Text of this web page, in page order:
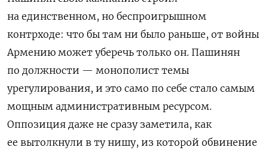
на единственном, но беспроигрышном
контрходе: что бы там ни было раньше, от войны
Армению может уберечь только он. Пашинян
по должности — монополист темы
урегулирования, и это само по себе стало самым
мощным административным ресурсом.
Оппозиция даже не сразу заметила, как
ее вытолкнули в ту нишу, из которой обвинение